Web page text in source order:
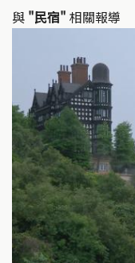
與 "民宿" 相關報導